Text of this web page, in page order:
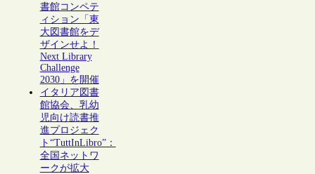
書館コンペテ
ィション「東
大図書館をデ
ザインせよ！
Next Library
Challenge
2030」を開催
イタリア図書
館協会、乳幼
児向け読書推
進プロジェク
ト“TuttInLibro”：
全国ネットワ
ークが拡大